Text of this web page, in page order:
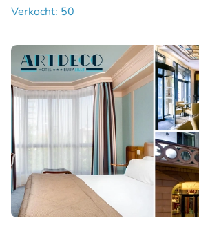
Verkocht: 50